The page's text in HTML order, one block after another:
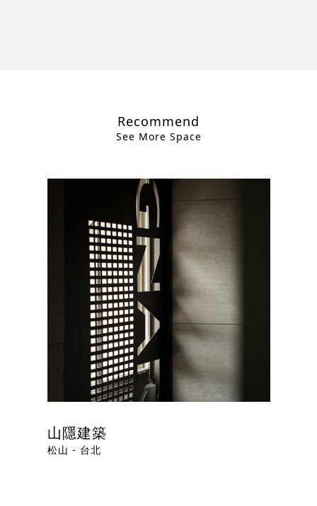
Recommend
See More Space
山隱建築
松山 - 台北